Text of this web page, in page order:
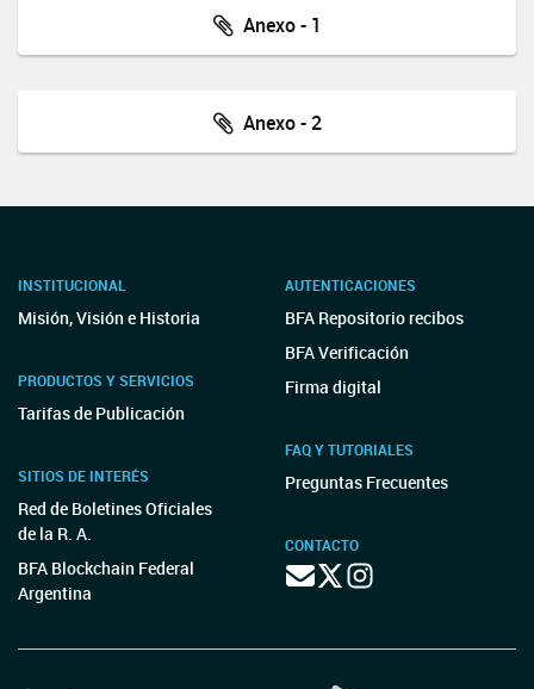
Anexo - 1
Anexo - 2
INSTITUCIONAL
Misión, Visión e Historia
PRODUCTOS Y SERVICIOS
Tarifas de Publicación
SITIOS DE INTERÉS
Red de Boletines Oficiales
de la R. A.
BFA Blockchain Federal
Argentina
AUTENTICACIONES
BFA Repositorio recibos
BFA Verificación
Firma digital
FAQ Y TUTORIALES
Preguntas Frecuentes
CONTACTO